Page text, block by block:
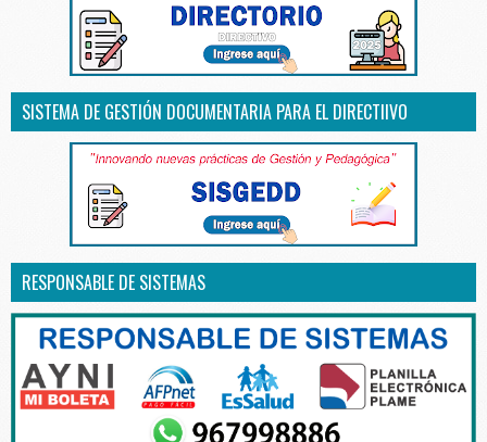
SISTEMA DE GESTIÓN DOCUMENTARIA PARA EL DIRECTIIVO
RESPONSABLE DE SISTEMAS